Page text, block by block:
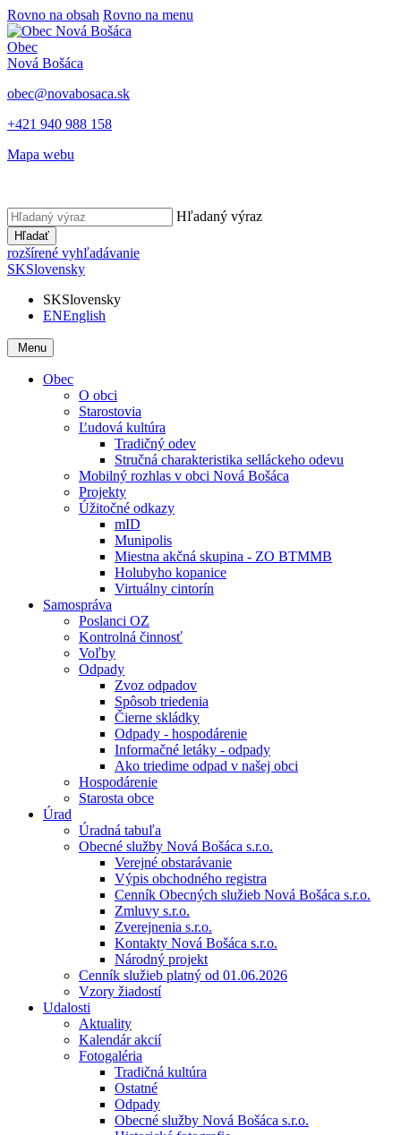
Rovno na obsah Rovno na menu
Obec
Nová Bošáca
obec@novabosaca.sk
+421 940 988 158
Mapa webu
Hľadaný výraz
Hľadať
rozšírené vyhľadávanie
SKSlovensky
SKSlovensky
ENEnglish
Menu
Obec
O obci
Starostovia
Ľudová kultúra
Tradičný odev
Stručná charakteristika selláckeho odevu
Mobilný rozhlas v obci Nová Bošáca
Projekty
Úžitočné odkazy
mID
Munipolis
Miestna akčná skupina - ZO BTMMB
Holubyho kopanice
Virtuálny cintorín
Samospráva
Poslanci OZ
Kontrolná činnosť
Voľby
Odpady
Zvoz odpadov
Spôsob triedenia
Čierne skládky
Odpady - hospodárenie
Informačné letáky - odpady
Ako triedime odpad v našej obci
Hospodárenie
Starosta obce
Úrad
Úradná tabuľa
Obecné služby Nová Bošáca s.r.o.
Verejné obstarávanie
Výpis obchodného registra
Cenník Obecných služieb Nová Bošáca s.r.o.
Zmluvy s.r.o.
Zverejnenia s.r.o.
Kontakty Nová Bošáca s.r.o.
Národný projekt
Cenník služieb platný od 01.06.2026
Vzory žiadostí
Udalosti
Aktuality
Kalendár akcií
Fotogaléria
Tradičná kultúra
Ostatné
Odpady
Obecné služby Nová Bošáca s.r.o.